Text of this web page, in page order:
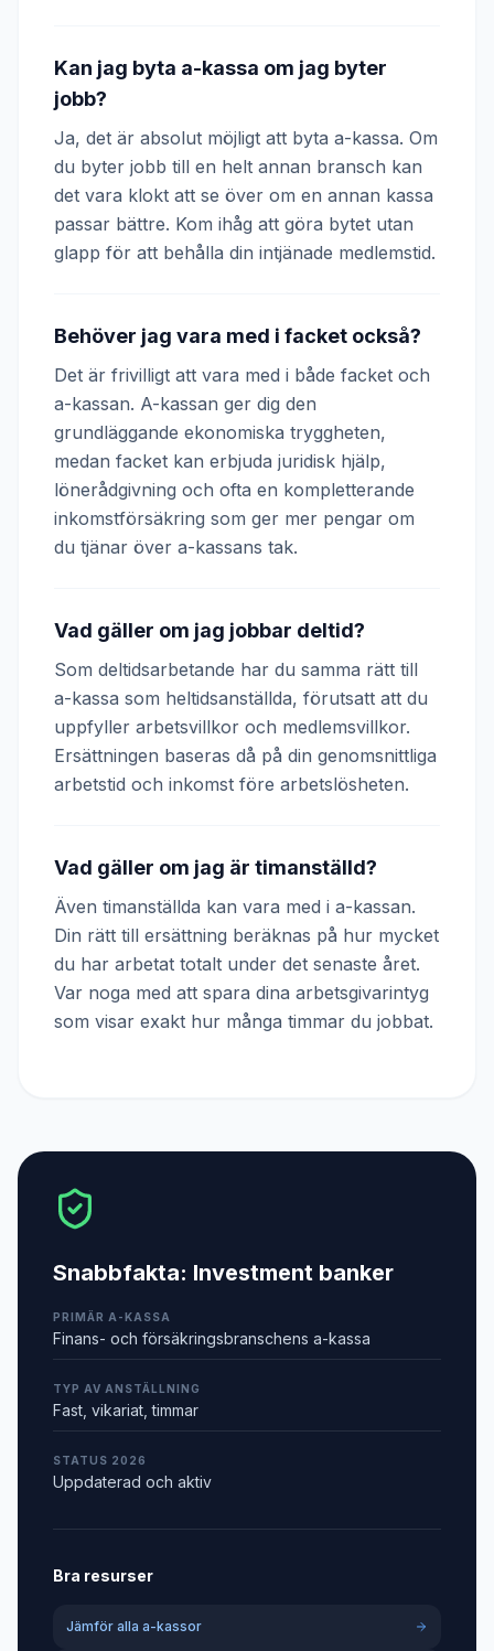
Kan jag byta a-kassa om jag byter
jobb?
Ja, det är absolut möjligt att byta a-kassa. Om
du byter jobb till en helt annan bransch kan
det vara klokt att se över om en annan kassa
passar bättre. Kom ihåg att göra bytet utan
glapp för att behålla din intjänade medlemstid.
Behöver jag vara med i facket också?
Det är frivilligt att vara med i både facket och
a-kassan. A-kassan ger dig den
grundläggande ekonomiska tryggheten,
medan facket kan erbjuda juridisk hjälp,
lönerådgivning och ofta en kompletterande
inkomstförsäkring som ger mer pengar om
du tjänar över a-kassans tak.
Vad gäller om jag jobbar deltid?
Som deltidsarbetande har du samma rätt till
a-kassa som heltidsanställda, förutsatt att du
uppfyller arbetsvillkor och medlemsvillkor.
Ersättningen baseras då på din genomsnittliga
arbetstid och inkomst före arbetslösheten.
Vad gäller om jag är timanställd?
Även timanställda kan vara med i a-kassan.
Din rätt till ersättning beräknas på hur mycket
du har arbetat totalt under det senaste året.
Var noga med att spara dina arbetsgivarintyg
som visar exakt hur många timmar du jobbat.
Snabbfakta: Investment banker
PRIMÄR A-KASSA
Finans- och försäkringsbranschens a-kassa
TYP AV ANSTÄLLNING
Fast, vikariat, timmar
STATUS 2026
Uppdaterad och aktiv
Bra resurser
Jämför alla a-kassor